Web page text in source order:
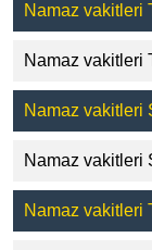
Namaz vakitleri
Namaz vakitleri
Namaz vakitleri
Namaz vakitleri
Namaz vakitleri